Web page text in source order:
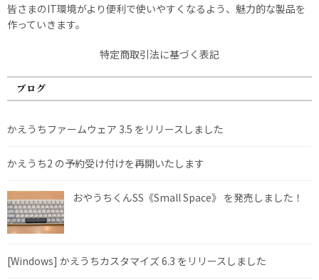
皆さまのIT環境がより便利で使いやすくなるよう、魅力的な製品を
作っていきます。
特定商取引法に基づく表記
ブログ
かえうちファームウェア 3.5 をリリースしました
かえうち2 の予約受け付けを再開いたします
おやうちくんSS《Small Space》 を発売しました！
[Windows] かえうちカスタマイズ 6.3 をリリースしました